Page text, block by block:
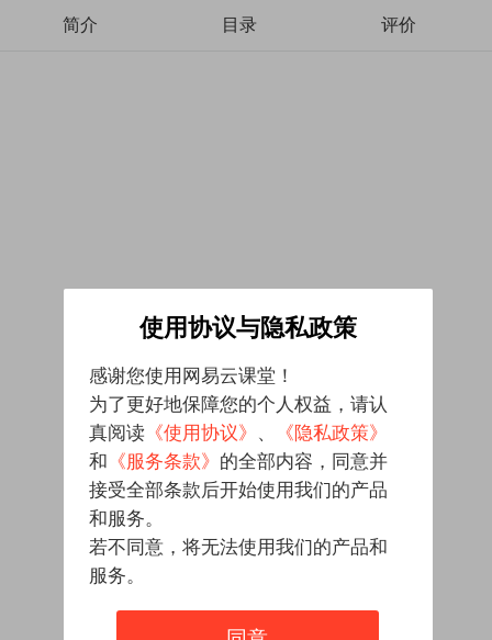
简介 目录 评价
使用协议与隐私政策
感谢您使用网易云课堂！
为了更好地保障您的个人权益，请认
真阅读 《使用协议》 、
《隐私政策》
和 《服务条款》 的全部内容，同意并
接受全部条款后开始使用我们的产品
和服务。
若不同意，将无法使用我们的产品和
服务。